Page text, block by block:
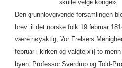
skulle velge konge».
Den grunnlovgivende forsamlingen
brev til det norske folk 19 februar
være nøyaktig, Vor Frelsers
februar i kirken og valgte[xii] to
byen: Professor Sverdrup og Told-